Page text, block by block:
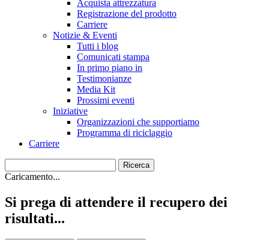
Acquista attrezzatura
Registrazione del prodotto
Carriere
Notizie & Eventi
Tutti i blog
Comunicati stampa
In primo piano in
Testimonianze
Media Kit
Prossimi eventi
Iniziative
Organizzazioni che supportiamo
Programma di riciclaggio
Carriere
Caricamento...
Si prega di attendere il recupero dei
risultati...